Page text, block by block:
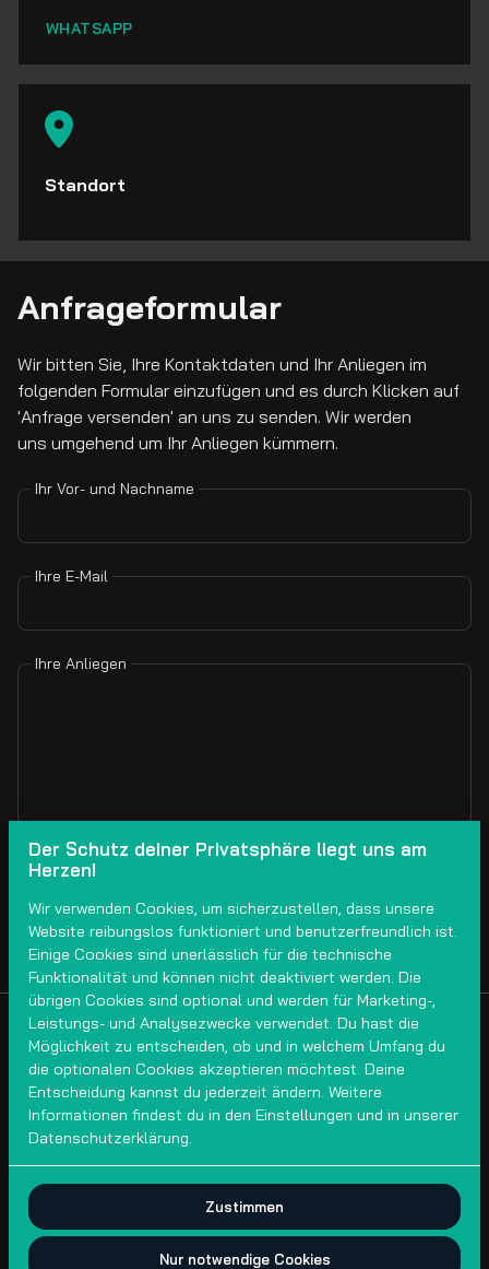
WHATSAPP
Standort
Anfrageformular
Wir bitten Sie, Ihre Kontaktdaten und Ihr Anliegen im
folgenden Formular einzufügen und es durch Klicken auf
'Anfrage versenden' an uns zu senden. Wir werden
uns umgehend um Ihr Anliegen kümmern.
Ihr Vor- und Nachname
Ihre E-Mail
Ihre Anliegen
Anfrage versenden
2026 crGFree Ladekabelvermietung DI(FH) Dragan Arsić. Alle
Rechte vorbehalten |
Der Schutz deiner Privatsphäre liegt uns am
Herzen!
Wir verwenden Cookies, um sicherzustellen, dass unsere
Website reibungslos funktioniert und benutzerfreundlich ist.
Einige Cookies sind unerlässlich für die technische
Funktionalität und können nicht deaktiviert werden. Die
übrigen Cookies sind optional und werden für Marketing-,
Leistungs- und Analysezwecke verwendet. Du hast die
Möglichkeit zu entscheiden, ob und in welchem Umfang du
die optionalen Cookies akzeptieren möchtest. Deine
Entscheidung kannst du jederzeit ändern. Weitere
Informationen findest du in den Einstellungen und in unserer
Datenschutzerklärung.
Zustimmen
Nur notwendige Cookies